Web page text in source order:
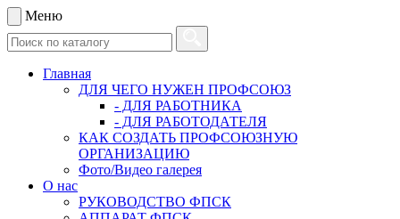
Меню
Главная
ДЛЯ ЧЕГО НУЖЕН ПРОФСОЮЗ
- ДЛЯ РАБОТНИКА
- ДЛЯ РАБОТОДАТЕЛЯ
КАК СОЗДАТЬ ПРОФСОЮЗНУЮ
ОРГАНИЗАЦИЮ
Фото/Видео галерея
О нас
РУКОВОДСТВО ФПСК